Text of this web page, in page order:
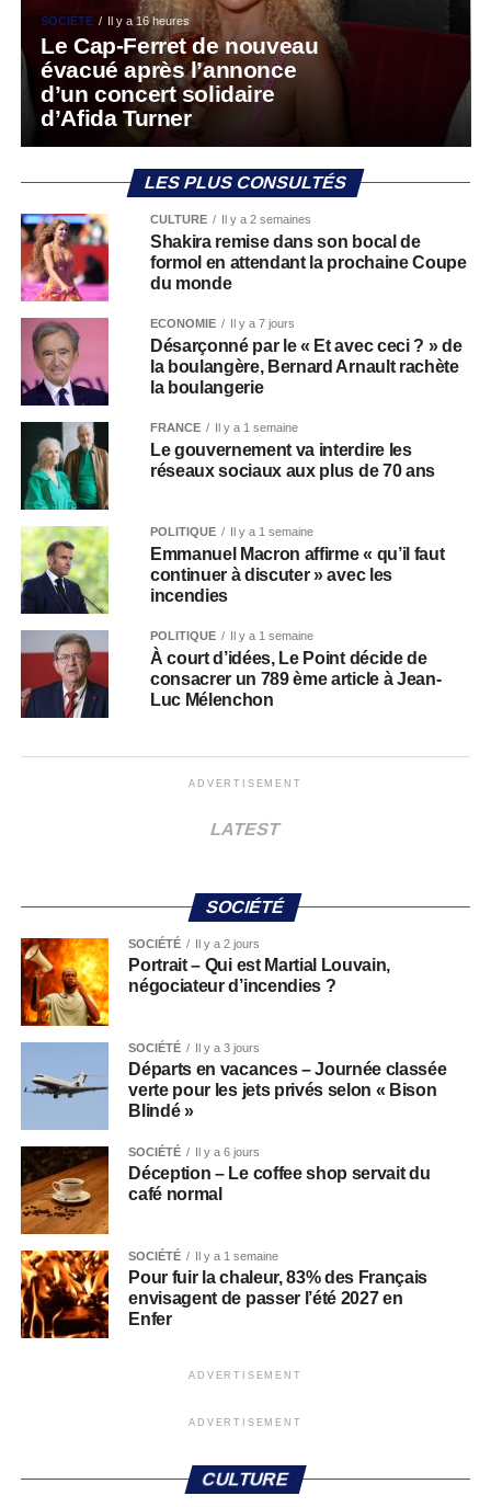
SOCIÉTÉ Il y a 16 heures
Le Cap-Ferret de nouveau
évacué après l’annonce
d’un concert solidaire
d’Afida Turner
LES PLUS CONSULTÉS
CULTURE Il y a 2 semaines
Shakira remise dans son bocal de
formol en attendant la prochaine Coupe
du monde
ECONOMIE Il y a 7 jours
Désarçonné par le « Et avec ceci ? » de
la boulangère, Bernard Arnault rachète
la boulangerie
FRANCE Il y a 1 semaine
Le gouvernement va interdire les
réseaux sociaux aux plus de 70 ans
POLITIQUE Il y a 1 semaine
Emmanuel Macron affirme « qu’il faut
continuer à discuter » avec les
incendies
POLITIQUE Il y a 1 semaine
À court d’idées, Le Point décide de
consacrer un 789 ème article à Jean-
Luc Mélenchon
ADVERTISEMENT
LATEST
SOCIÉTÉ
SOCIÉTÉ Il y a 2 jours
Portrait – Qui est Martial Louvain,
négociateur d’incendies ?
SOCIÉTÉ Il y a 3 jours
Départs en vacances – Journée classée
verte pour les jets privés selon « Bison
Blindé »
SOCIÉTÉ Il y a 6 jours
Déception – Le coffee shop servait du
café normal
SOCIÉTÉ Il y a 1 semaine
Pour fuir la chaleur, 83% des Français
envisagent de passer l’été 2027 en
Enfer
ADVERTISEMENT
ADVERTISEMENT
CULTURE